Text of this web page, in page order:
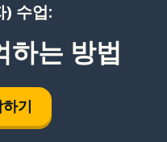
) 수업:
하는 방법
기